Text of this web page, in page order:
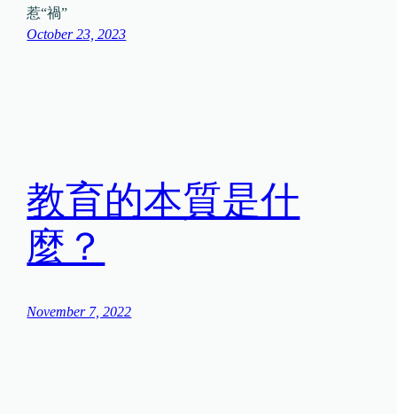
惹“禍”
October 23, 2023
教育的本質是什
麼？
November 7, 2022